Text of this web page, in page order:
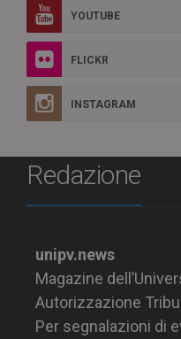
YOUTUBE
FLICKR
INSTAGRAM
Redazione
unipv.news
Magazine
Autorizzazione
Per segnalazioni di